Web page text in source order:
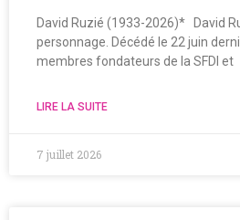
David Ruzié (1933-2026)* David
personnage. Décédé le 22 juin
membres fondateurs de la SFDI et
LIRE LA SUITE
7 juillet 2026